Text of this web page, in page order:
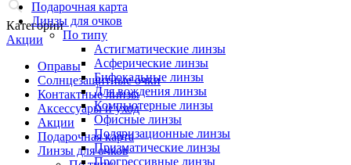
Категории
Акции
Оправы
Солнцезащитные очки
Контактные линзы
Аксессуары и уход
Акции
Подарочная карта
Линзы для очков
Подарочная карта
Линзы для очков
По типу
Астигматические линзы
Асферические линзы
Бифокальные линзы
Для вождения линзы
Компьютерные линзы
Офисные линзы
Поляризационные линзы
Призматические линзы
Прогрессивные линзы